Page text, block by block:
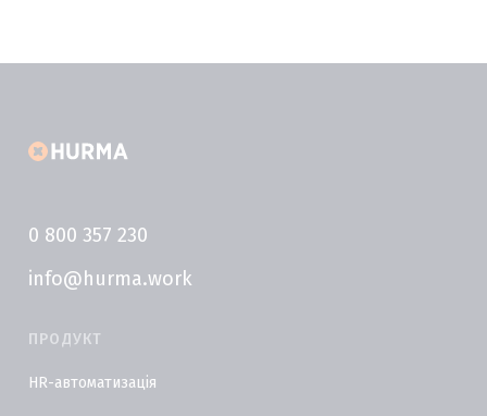
0 800 357 230
info@hurma.work
ПРОДУКТ
HR-автоматизація